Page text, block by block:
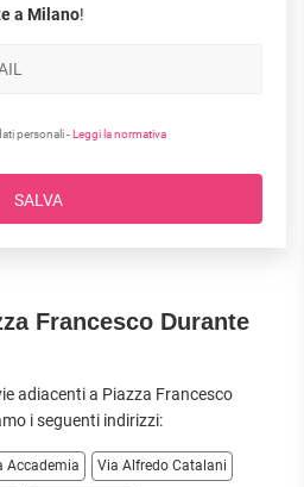
a Milano!
personali -Leggi la normativa
SALVA
Francesco Durante
adiacenti a Piazza Francesco
i seguenti indirizzi:
Accademia Via Alfredo Catalani